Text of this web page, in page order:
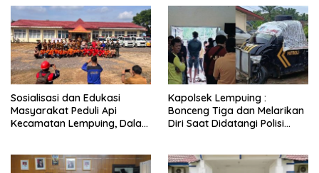
Sosialisasi dan Edukasi
Masyarakat Peduli Api
Kecamatan Lempuing, Dalam
Karhutbunlah
Kapolsek Lempuing :
Bonceng Tiga dan Melarikan
Diri Saat Didatangi Polisi